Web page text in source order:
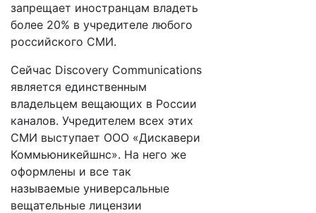
запрещает иностранцам владеть
более 20% в учредителе любого
российского СМИ.
Сейчас Discovery Communications
является единственным
владельцем вещающих в России
каналов. Учредителем всех этих
СМИ выступает ООО «Дискавери
Коммьюникейшнс». На него же
оформлены и все так
называемые универсальные
вещательные лицензии